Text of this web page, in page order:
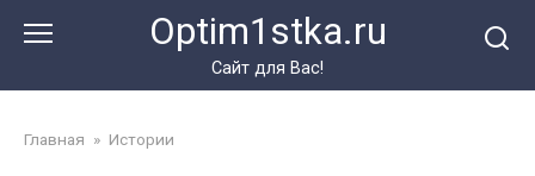
Optim1stka.ru
Сайт для Вас!
Главная » Истории